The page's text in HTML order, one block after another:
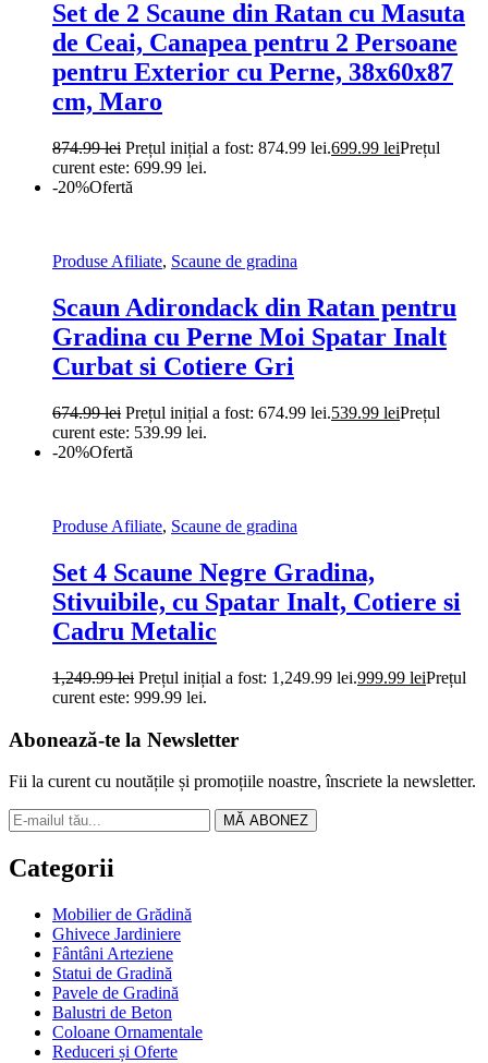
Set de 2 Scaune din Ratan cu Masuta
de Ceai, Canapea pentru 2 Persoane
pentru Exterior cu Perne, 38x60x87
cm, Maro
874.99lei Prețul inițial a fost: 874.99 lei.699.99 leiPrețul
curent este: 699.99 lei.
-20%Ofertă
Produse Afiliate, Scaune de gradina
Scaun Adirondack din Ratan pentru
Gradina cu Perne Moi Spatar Inalt
Curbat si Cotiere Gri
674.99lei Prețul inițial a fost: 674.99 lei.539.99 leiPrețul
curent este: 539.99 lei.
-20%Ofertă
Produse Afiliate, Scaune de gradina
Set 4 Scaune Negre Gradina,
Stivuibile, cu Spatar Inalt, Cotiere si
Cadru Metalic
1,249.99lei Prețul inițial a fost: 1,249.99 lei.999.99 leiPrețul
curent este: 999.99 lei.
Abonează-te la Newsletter
Fii la curent cu noutățile și promoțiile noastre, înscriete la newsletter.
MĂ ABONEZ
Categorii
Mobilier de Grădină
Ghivece Jardiniere
Fântâni Arteziene
Statui de Gradină
Pavele de Gradină
Balustri de Beton
Coloane Ornamentale
Reduceri și Oferte